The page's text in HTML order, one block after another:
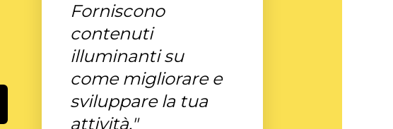
Forniscono
contenuti
illuminanti su
come migliorare e
sviluppare la tua
attività."